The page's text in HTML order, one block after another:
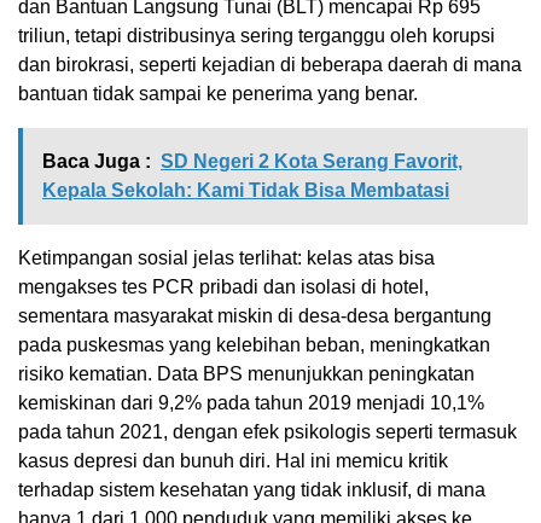
dan Bantuan Langsung Tunai (BLT) mencapai Rp 695
triliun, tetapi distribusinya sering terganggu oleh korupsi
dan birokrasi, seperti kejadian di beberapa daerah di mana
bantuan tidak sampai ke penerima yang benar.
Baca Juga : SD Negeri 2 Kota Serang Favorit,
Kepala Sekolah: Kami Tidak Bisa Membatasi
Ketimpangan sosial jelas terlihat: kelas atas bisa
mengakses tes PCR pribadi dan isolasi di hotel,
sementara masyarakat miskin di desa-desa bergantung
pada puskesmas yang kelebihan beban, meningkatkan
risiko kematian. Data BPS menunjukkan peningkatan
kemiskinan dari 9,2% pada tahun 2019 menjadi 10,1%
pada tahun 2021, dengan efek psikologis seperti termasuk
kasus depresi dan bunuh diri. Hal ini memicu kritik
terhadap sistem kesehatan yang tidak inklusif, di mana
hanya 1 dari 1.000 penduduk yang memiliki akses ke